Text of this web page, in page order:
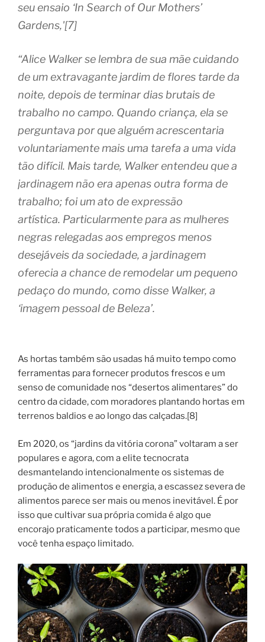
seu ensaio ‘In Search of Our Mothers’
Gardens,'[7]
“Alice Walker se lembra de sua mãe cuidando
de um extravagante jardim de flores tarde da
noite, depois de terminar dias brutais de
trabalho no campo. Quando criança, ela se
perguntava por que alguém acrescentaria
voluntariamente mais uma tarefa a uma vida
tão difícil. Mais tarde, Walker entendeu que a
jardinagem não era apenas outra forma de
trabalho; foi um ato de expressão
artística. Particularmente para as mulheres
negras relegadas aos empregos menos
desejáveis ​​da sociedade, a jardinagem
oferecia a chance de remodelar um pequeno
pedaço do mundo, como disse Walker, a
‘imagem pessoal de Beleza’.
As hortas também são usadas há muito tempo como
ferramentas para fornecer produtos frescos e um
senso de comunidade nos “desertos alimentares” do
centro da cidade, com moradores plantando hortas em
terrenos baldios e ao longo das calçadas.[8]
Em 2020, os “jardins da vitória corona” voltaram a ser
populares e agora, com a elite tecnocrata
desmantelando intencionalmente os sistemas de
produção de alimentos e energia, a escassez severa de
alimentos parece ser mais ou menos inevitável. É por
isso que cultivar sua própria comida é algo que
encorajo praticamente todos a participar, mesmo que
você tenha espaço limitado.